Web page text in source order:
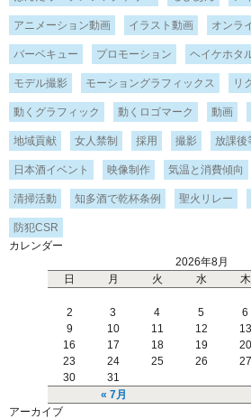
アニメーション動画 イラスト動画 オンラ
バーベキュー プロモーション ヘイケホタ
モデル撮影 モーショングラフィックス リ
動くグラフィック 動くロゴマーク 動画
地域貢献 女人禁制 採用 撮影 放課後
日本酒イベント 映像制作 気温と消費傾向
清掃活動 知多酒で乾杯条例 聖火リレー
防犯CSR
カレンダー
2026年8月
日
月 火 水 木
« 7月
2
3 4 5 6
9
10 11 12 13
16
17 18 19 20
23
24 25 26 27
30
31
アーカイブ